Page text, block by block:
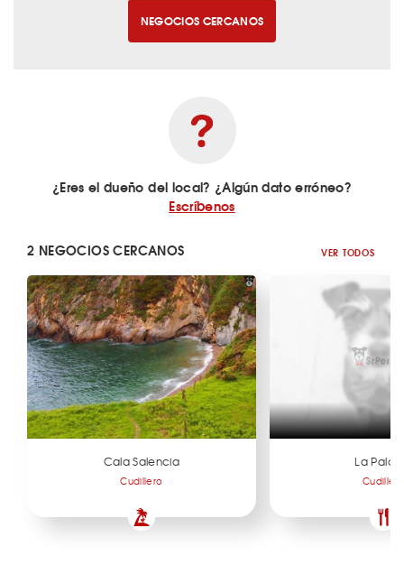
NEGOCIOS CERCANOS
¿Eres el dueño del local? ¿Algún dato erróneo?
Escríbenos
2 NEGOCIOS CERCANOS VER TODOS
Cala Salencia
Cudillero
La